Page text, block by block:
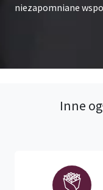
niezapomniane
Inne